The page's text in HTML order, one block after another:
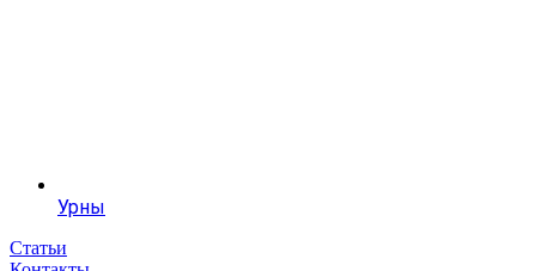
Урны
Статьи